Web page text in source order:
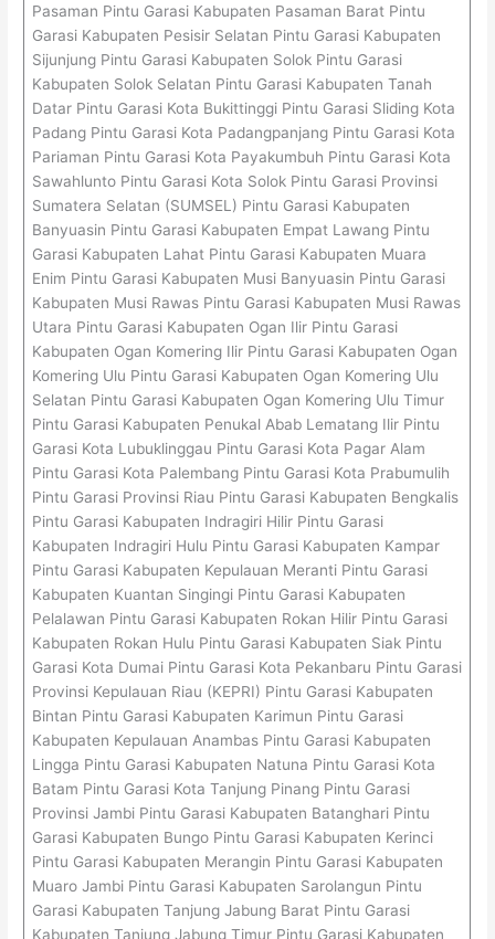
Pasaman Pintu Garasi Kabupaten Pasaman Barat Pintu
Garasi Kabupaten Pesisir Selatan Pintu Garasi Kabupaten
Sijunjung Pintu Garasi Kabupaten Solok Pintu Garasi
Kabupaten Solok Selatan Pintu Garasi Kabupaten Tanah
Datar Pintu Garasi Kota Bukittinggi Pintu Garasi Sliding Kota
Padang Pintu Garasi Kota Padangpanjang Pintu Garasi Kota
Pariaman Pintu Garasi Kota Payakumbuh Pintu Garasi Kota
Sawahlunto Pintu Garasi Kota Solok Pintu Garasi Provinsi
Sumatera Selatan (SUMSEL) Pintu Garasi Kabupaten
Banyuasin Pintu Garasi Kabupaten Empat Lawang Pintu
Garasi Kabupaten Lahat Pintu Garasi Kabupaten Muara
Enim Pintu Garasi Kabupaten Musi Banyuasin Pintu Garasi
Kabupaten Musi Rawas Pintu Garasi Kabupaten Musi Rawas
Utara Pintu Garasi Kabupaten Ogan Ilir Pintu Garasi
Kabupaten Ogan Komering Ilir Pintu Garasi Kabupaten Ogan
Komering Ulu Pintu Garasi Kabupaten Ogan Komering Ulu
Selatan Pintu Garasi Kabupaten Ogan Komering Ulu Timur
Pintu Garasi Kabupaten Penukal Abab Lematang Ilir Pintu
Garasi Kota Lubuklinggau Pintu Garasi Kota Pagar Alam
Pintu Garasi Kota Palembang Pintu Garasi Kota Prabumulih
Pintu Garasi Provinsi Riau Pintu Garasi Kabupaten Bengkalis
Pintu Garasi Kabupaten Indragiri Hilir Pintu Garasi
Kabupaten Indragiri Hulu Pintu Garasi Kabupaten Kampar
Pintu Garasi Kabupaten Kepulauan Meranti Pintu Garasi
Kabupaten Kuantan Singingi Pintu Garasi Kabupaten
Pelalawan Pintu Garasi Kabupaten Rokan Hilir Pintu Garasi
Kabupaten Rokan Hulu Pintu Garasi Kabupaten Siak Pintu
Garasi Kota Dumai Pintu Garasi Kota Pekanbaru Pintu Garasi
Provinsi Kepulauan Riau (KEPRI) Pintu Garasi Kabupaten
Bintan Pintu Garasi Kabupaten Karimun Pintu Garasi
Kabupaten Kepulauan Anambas Pintu Garasi Kabupaten
Lingga Pintu Garasi Kabupaten Natuna Pintu Garasi Kota
Batam Pintu Garasi Kota Tanjung Pinang Pintu Garasi
Provinsi Jambi Pintu Garasi Kabupaten Batanghari Pintu
Garasi Kabupaten Bungo Pintu Garasi Kabupaten Kerinci
Pintu Garasi Kabupaten Merangin Pintu Garasi Kabupaten
Muaro Jambi Pintu Garasi Kabupaten Sarolangun Pintu
Garasi Kabupaten Tanjung Jabung Barat Pintu Garasi
Kabupaten Tanjung Jabung Timur Pintu Garasi Kabupaten